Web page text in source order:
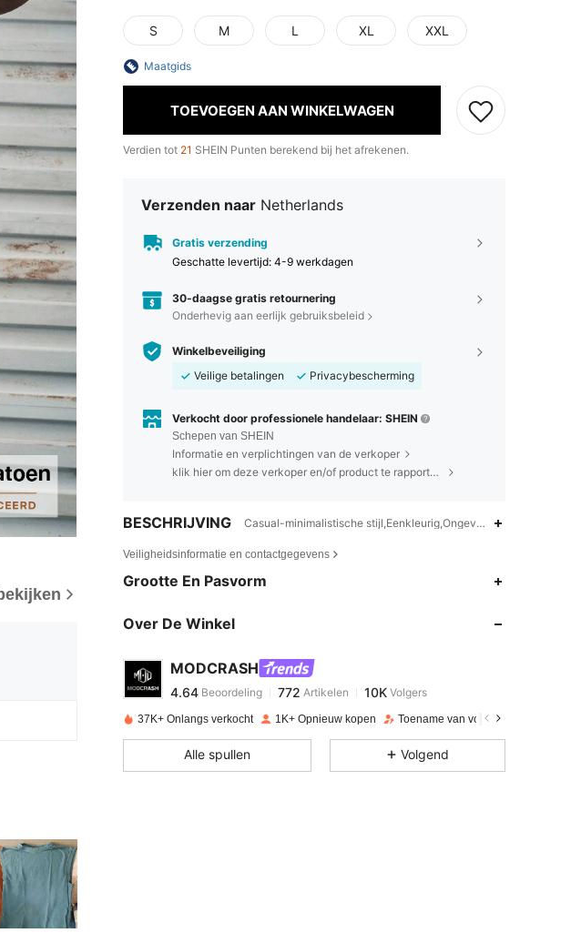
S M L XL XXL
Maatgids
TOEVOEGEN AAN WINKELWAGEN
Verdien tot 21 SHEIN Punten berekend bij het afrekenen.
Verzenden naar Netherlands
Gratis verzending
Geschatte levertijd: 4-9 werkdagen
30-daagse gratis retournering
Onderhevig aan eerlijk gebruiksbeleid
Winkelbeveiliging
Veilige betalingen
Privacybescherming
Verkocht door professionele handelaar: SHEIN
Schepen van SHEIN
Informatie en verplichtingen van de verkoper
klik hier om deze verkoper en/of product te rapporteren.
BESCHRIJVING Casual-minimalistische stijl,Eenkleurig,Ongevoerd
Veiligheidsinformatie en contactgegevens
Grootte En Pasvorm
Over De Winkel
MODCRASH
4.64
4.64 Beoordeling 772Artikelen
f***tbetaalde1 dag geleden
37K+ Onlangs verkocht 1K+ Opnieuw kopen Toename van volgers 28%
Alle spullen Volgend